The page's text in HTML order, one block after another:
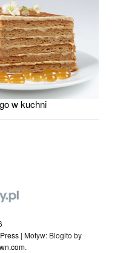
w kuchni
| Motyw: Blogito by
.